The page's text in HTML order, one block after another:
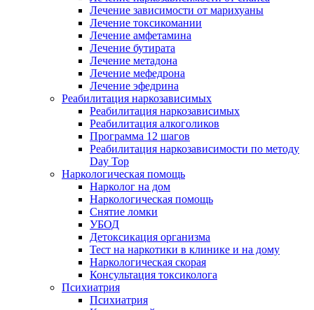
Лечение зависимости от марихуаны
Лечение токсикомании
Лечение амфетамина
Лечение бутирата
Лечение метадона
Лечение мефедрона
Лечение эфедрина
Реабилитация наркозависимых
Реабилитация наркозависимых
Реабилитация алкоголиков
Программа 12 шагов
Реабилитация наркозависимости по методу
Day Top
Наркологическая помощь
Нарколог на дом
Наркологическая помощь
Снятие ломки
УБОД
Детоксикация организма
Тест на наркотики в клинике и на дому
Наркологическая скорая
Консультация токсиколога
Психиатрия
Психиатрия